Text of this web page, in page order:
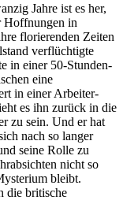
Jahre ist es her,
Hoffnungen in
florierenden Zeiten
verflüchtigte
in einer 50-Stunden-
eine
in einer Arbeiter-
es ihn zurück in die
zu sein. Und er hat
nach so langer
seine Rolle zu
nicht so
bleibt.
die britische